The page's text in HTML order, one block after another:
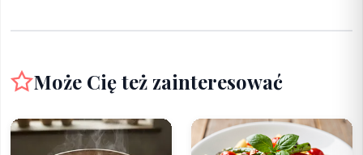
Może Cię też zainteresować